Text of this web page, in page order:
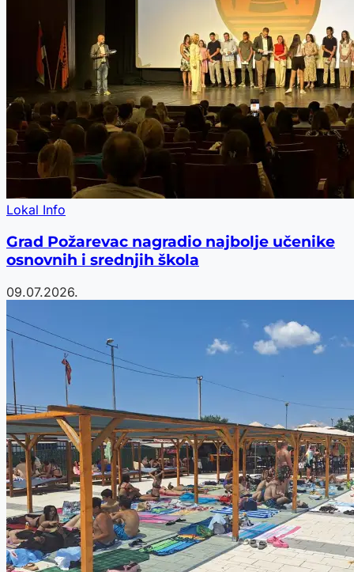
Lokal Info
Grad Požarevac nagradio najbolje učenike
osnovnih i srednjih škola
09.07.2026.